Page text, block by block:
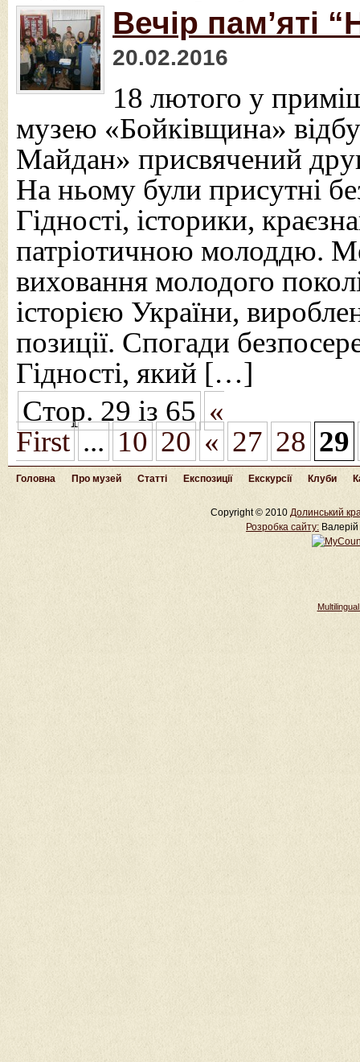
Вечір пам’яті
20.02.2016
18 лютого у
музею «Бойківщина»
Майдан» присвячений
На ньому були присутні
Гідності, історики,
патріотичною молоддю.
виховання молодого
історією України,
позиції. Спогади
Гідності, який […]
Стор. 29 із 65 «
First ... 10 20 « 27 28 29
Головна Про музей Статті Експозиції Екскурсії Клуби
Copyright © 2010 Долинський
Розробка cайту: